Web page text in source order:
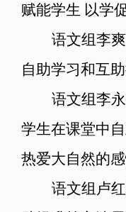
赋能学生 以学
语文组李
自助学习和互
语文组李
学生在课堂中
热爱大自然的感
语文组卢